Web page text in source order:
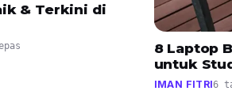
& Terkini di
8 Laptop
untuk
IMAN FITRI6